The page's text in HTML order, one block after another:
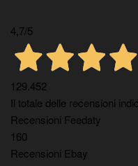
4,7/5
129.452
Il totale delle recensioni
Recensioni Feedaty
160
Recensioni Ebay